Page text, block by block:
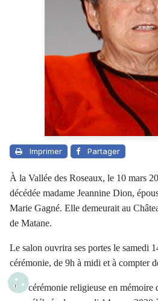
Imprimer Partager
À la Vallée des Roseaux, le 10 mars
décédée madame Jeannine Dion,
Marie Gagné. Elle demeurait au
de Matane.
Le salon ouvrira ses portes le samedi
cérémonie, de 9h à midi et à compter
Une cérémonie religieuse en mémoire